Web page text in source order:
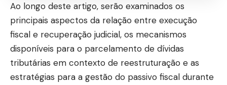
Ao longo deste artigo, serão examinados os
principais aspectos da relação entre execução
fiscal e recuperação judicial, os mecanismos
disponíveis para o parcelamento de dívidas
tributárias em contexto de reestruturação e as
estratégias para a gestão do passivo fiscal durante